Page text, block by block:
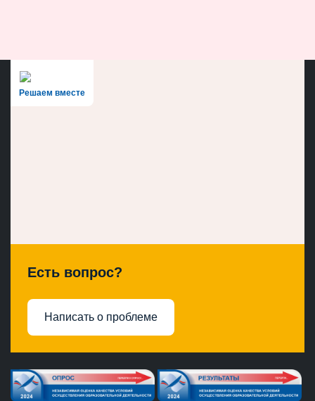
Решаем вместе
Есть вопрос?
Написать о проблеме